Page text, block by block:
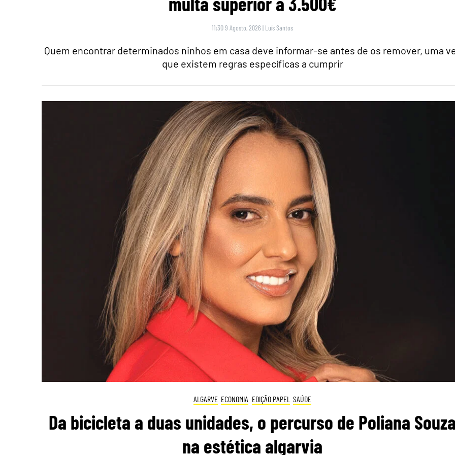
11:30 9 Agosto, 2026 | Luís Santos
Quem encontrar determinados ninhos em casa deve informar-se antes de os remover, uma
que existem regras específicas a cumprir
ALGARVE ECONOMIA EDIÇÃO PAPEL SAÚDE
Da bicicleta a duas unidades, o percurso de Poliana
na estética algarvia